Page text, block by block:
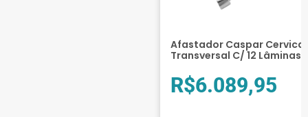
Afastador Caspar Cervical
Transversal C/ 12 Lâminas
R$6.089,95